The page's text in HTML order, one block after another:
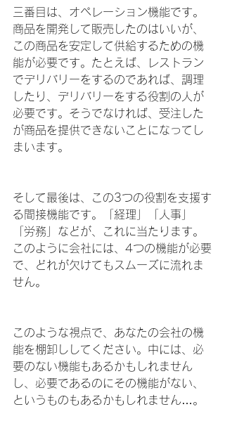
三番目は、オペレーション機能です。
商品を開発して販売したのはいいが、
この商品を安定して供給するための機
能が必要です。たとえば、レストラン
でデリバリーをするのであれば、調理
したり、デリバリーをする役割の人が
必要です。そうでなければ、受注した
が商品を提供できないことになってし
まいます。
そして最後は、この3つの役割を支援す
る間接機能です。「経理」「人事」
「労務」などが、これに当たります。
このように会社には、4つの機能が必要
で、どれが欠けてもスムーズに流れま
せん。
このような視点で、あなたの会社の機
能を棚卸ししてください。中には、必
要のない機能もあるかもしれません
し、必要であるのにその機能がない、
というものもあるかもしれません…。